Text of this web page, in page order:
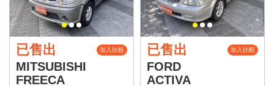
已售出 加入比較
MITSUBISHI
FREECA
已售出 加入比較
FORD
ACTIVA